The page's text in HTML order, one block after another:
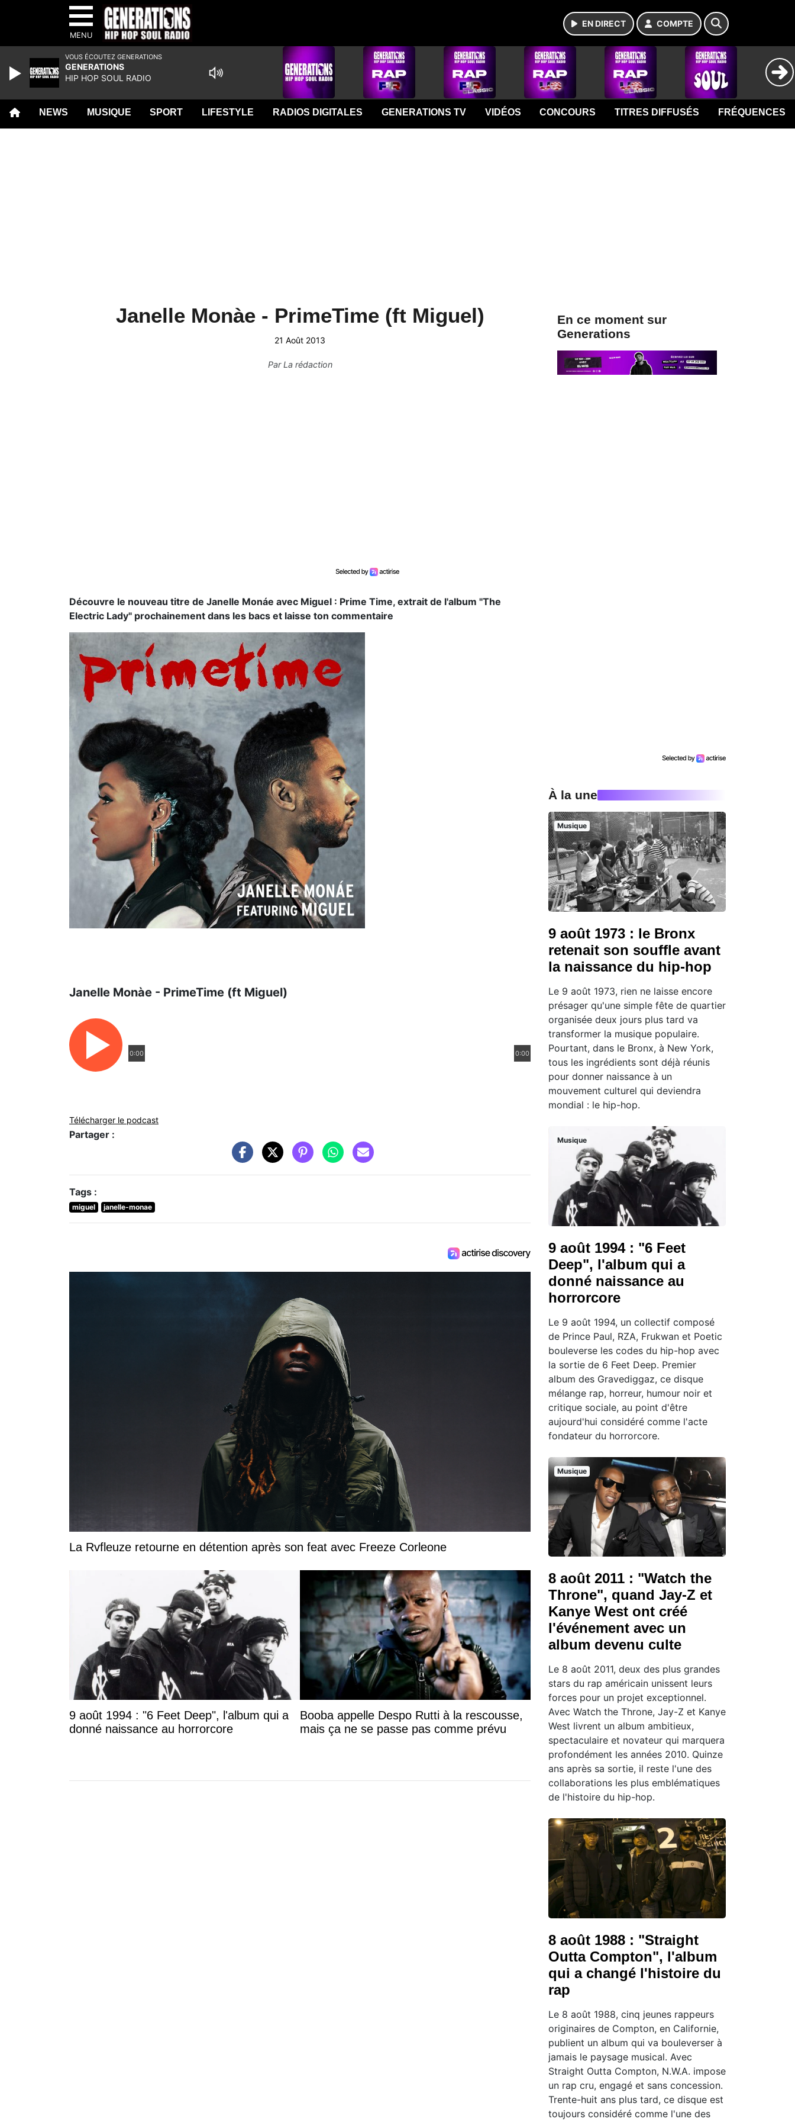
MENU
EN DIRECT COMPTE
NEWS MUSIQUE SPORT LIFESTYLE RADIOS DIGITALES GENERATIONS TV VIDÉOS CONCOURS TITRES DIFFUSÉS FRÉQUENCES
Janelle Monàe - PrimeTime (ft Miguel)
21 Août 2013
ParLa rédaction
Découvre le nouveau titre de Janelle Monáe avec Miguel : Prime Time, extrait de l'album "The
Electric Lady" prochainement dans les bacs et laisse ton commentaire
Janelle Monàe - PrimeTime (ft Miguel)
0:00 0:00
Télécharger le podcast
Partager :
Tags :
miguel janelle-monae
La Rvfleuze retourne en détention après son feat avec Freeze Corleone
9 août 1994 : "6 Feet Deep", l'album qui a
donné naissance au horrorcore
Booba appelle Despo Rutti à la rescousse,
mais ça ne se passe pas comme prévu
En ce moment sur
Generations
À la une
Musique
9 août 1973 : le Bronx
retenait son souffle avant
la naissance du hip-hop
Le 9 août 1973, rien ne laisse encore
présager qu'une simple fête de quartier
organisée deux jours plus tard va
transformer la musique populaire.
Pourtant, dans le Bronx, à New York,
tous les ingrédients sont déjà réunis
pour donner naissance à un
mouvement culturel qui deviendra
mondial : le hip-hop.
Musique
9 août 1994 : "6 Feet
Deep", l'album qui a
donné naissance au
horrorcore
Le 9 août 1994, un collectif composé
de Prince Paul, RZA, Frukwan et Poetic
bouleverse les codes du hip-hop avec
la sortie de 6 Feet Deep. Premier
album des Gravediggaz, ce disque
mélange rap, horreur, humour noir et
critique sociale, au point d'être
aujourd'hui considéré comme l'acte
fondateur du horrorcore.
Musique
8 août 2011 : "Watch the
Throne", quand Jay-Z et
Kanye West ont créé
l'événement avec un
album devenu culte
Le 8 août 2011, deux des plus grandes
stars du rap américain unissent leurs
forces pour un projet exceptionnel.
Avec Watch the Throne, Jay-Z et Kanye
West livrent un album ambitieux,
spectaculaire et novateur qui marquera
profondément les années 2010. Quinze
ans après sa sortie, il reste l'une des
collaborations les plus emblématiques
de l'histoire du hip-hop.
8 août 1988 : "Straight
Outta Compton", l'album
qui a changé l'histoire du
rap
Le 8 août 1988, cinq jeunes rappeurs
originaires de Compton, en Californie,
publient un album qui va bouleverser à
jamais le paysage musical. Avec
Straight Outta Compton, N.W.A. impose
un rap cru, engagé et sans concession.
Trente-huit ans plus tard, ce disque est
toujours considéré comme l'une des
VOUS ÉCOUTEZ GENERATIONS
GENERATIONS
HIP HOP SOUL RADIO